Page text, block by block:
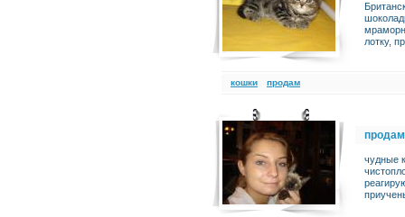
лотку,
кошки продам
продам
чудные